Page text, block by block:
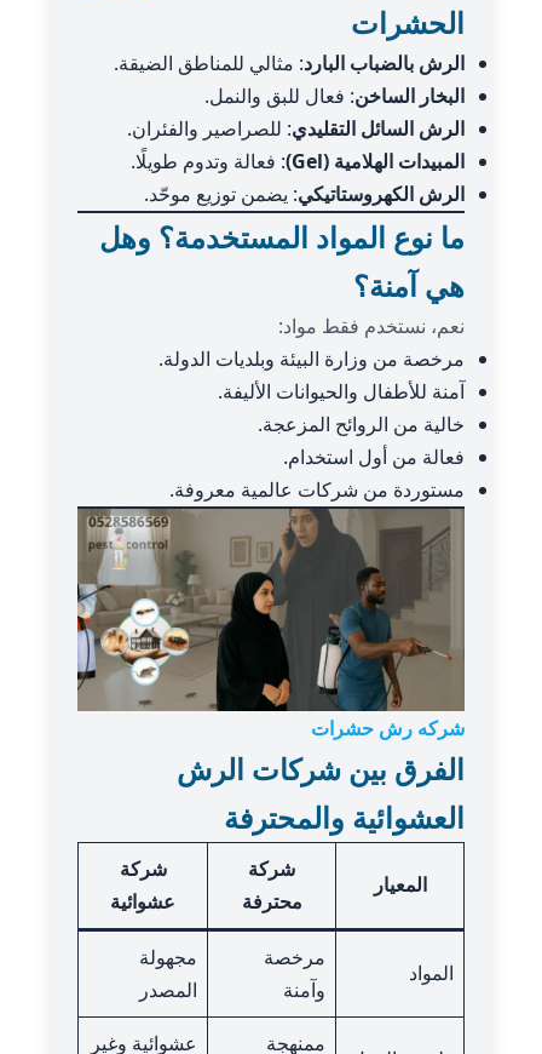
الحشرات
الرش بالضباب البارد: مثالي للمناطق الضيقة.
البخار الساخن: فعال للبق والنمل.
الرش السائل التقليدي: للصراصير والفئران.
المبيدات الهلامية (Gel)
: فعالة وتدوم طويلًا.
الرش الكهروستاتيكي: يضمن توزيع موحّد.
ما نوع المواد المستخدمة؟ وهل
هي آمنة؟
نعم، نستخدم فقط مواد:
مرخصة من وزارة البيئة وبلديات الدولة.
آمنة للأطفال والحيوانات الأليفة.
خالية من الروائح المزعجة.
فعالة من أول استخدام.
مستوردة من شركات عالمية معروفة.
شركه رش حشرات
الفرق بين شركات الرش
العشوائية والمحترفة
المعيار
شركة
محترفة
شركة
عشوائية
المواد
مرخصة
وآمنة
مجهولة
المصدر
ممنهجة عشوائية وغير